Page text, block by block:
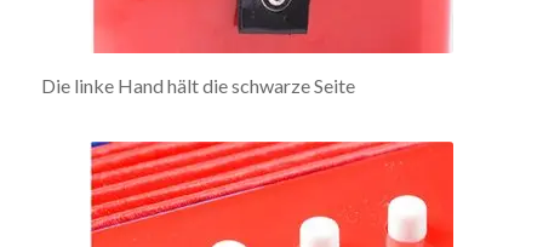
Die linke Hand hält die schwarze Seite